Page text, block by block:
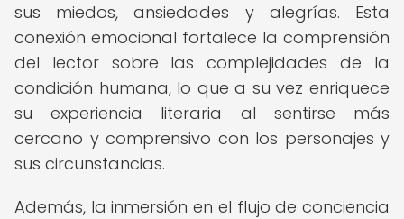
sus miedos, ansiedades y alegrías. Esta
conexión emocional fortalece la comprensión
del lector sobre las complejidades de la
condición humana, lo que a su vez enriquece
su experiencia literaria al sentirse más
cercano y comprensivo con los personajes y
sus circunstancias.
Además, la inmersión en el flujo de conciencia